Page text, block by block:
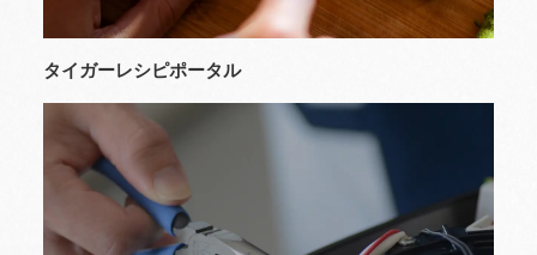
タイガーレシピポータル